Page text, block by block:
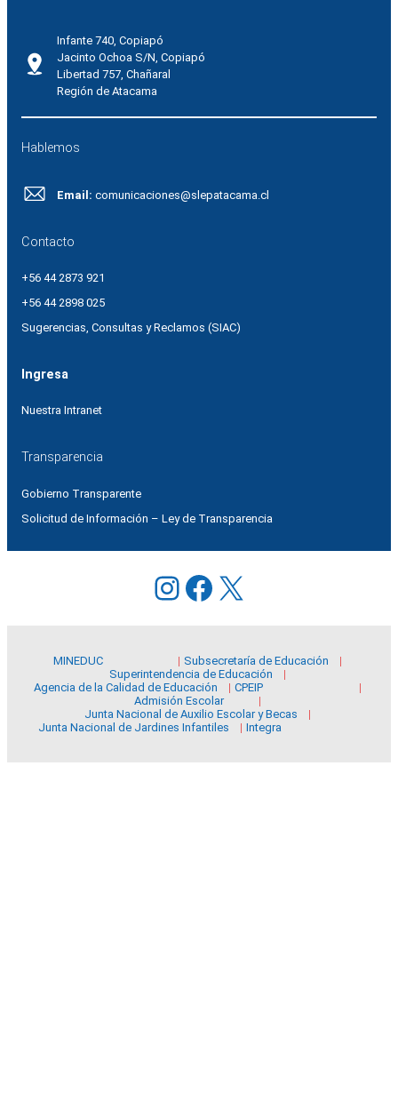
Infante 740, Copiapó
Jacinto Ochoa S/N, Copiapó
Libertad 757, Chañaral
Región de Atacama
Hablemos
Email: comunicaciones@slepatacama.cl
Contacto
+56 44 2873 921
+56 44 2898 025
Sugerencias, Consultas y Reclamos (SIAC)
Ingresa
Nuestra Intranet
Transparencia
Gobierno Transparente
Solicitud de Información – Ley de Transparencia
Instagram
Facebook
X
MINEDUC
Subsecretaría de Educación
Superintendencia de Educación
Agencia de la Calidad de Educación
CPEIP
Admisión Escolar
Junta Nacional de Auxilio Escolar y Becas
Junta Nacional de Jardines Infantiles
Integra